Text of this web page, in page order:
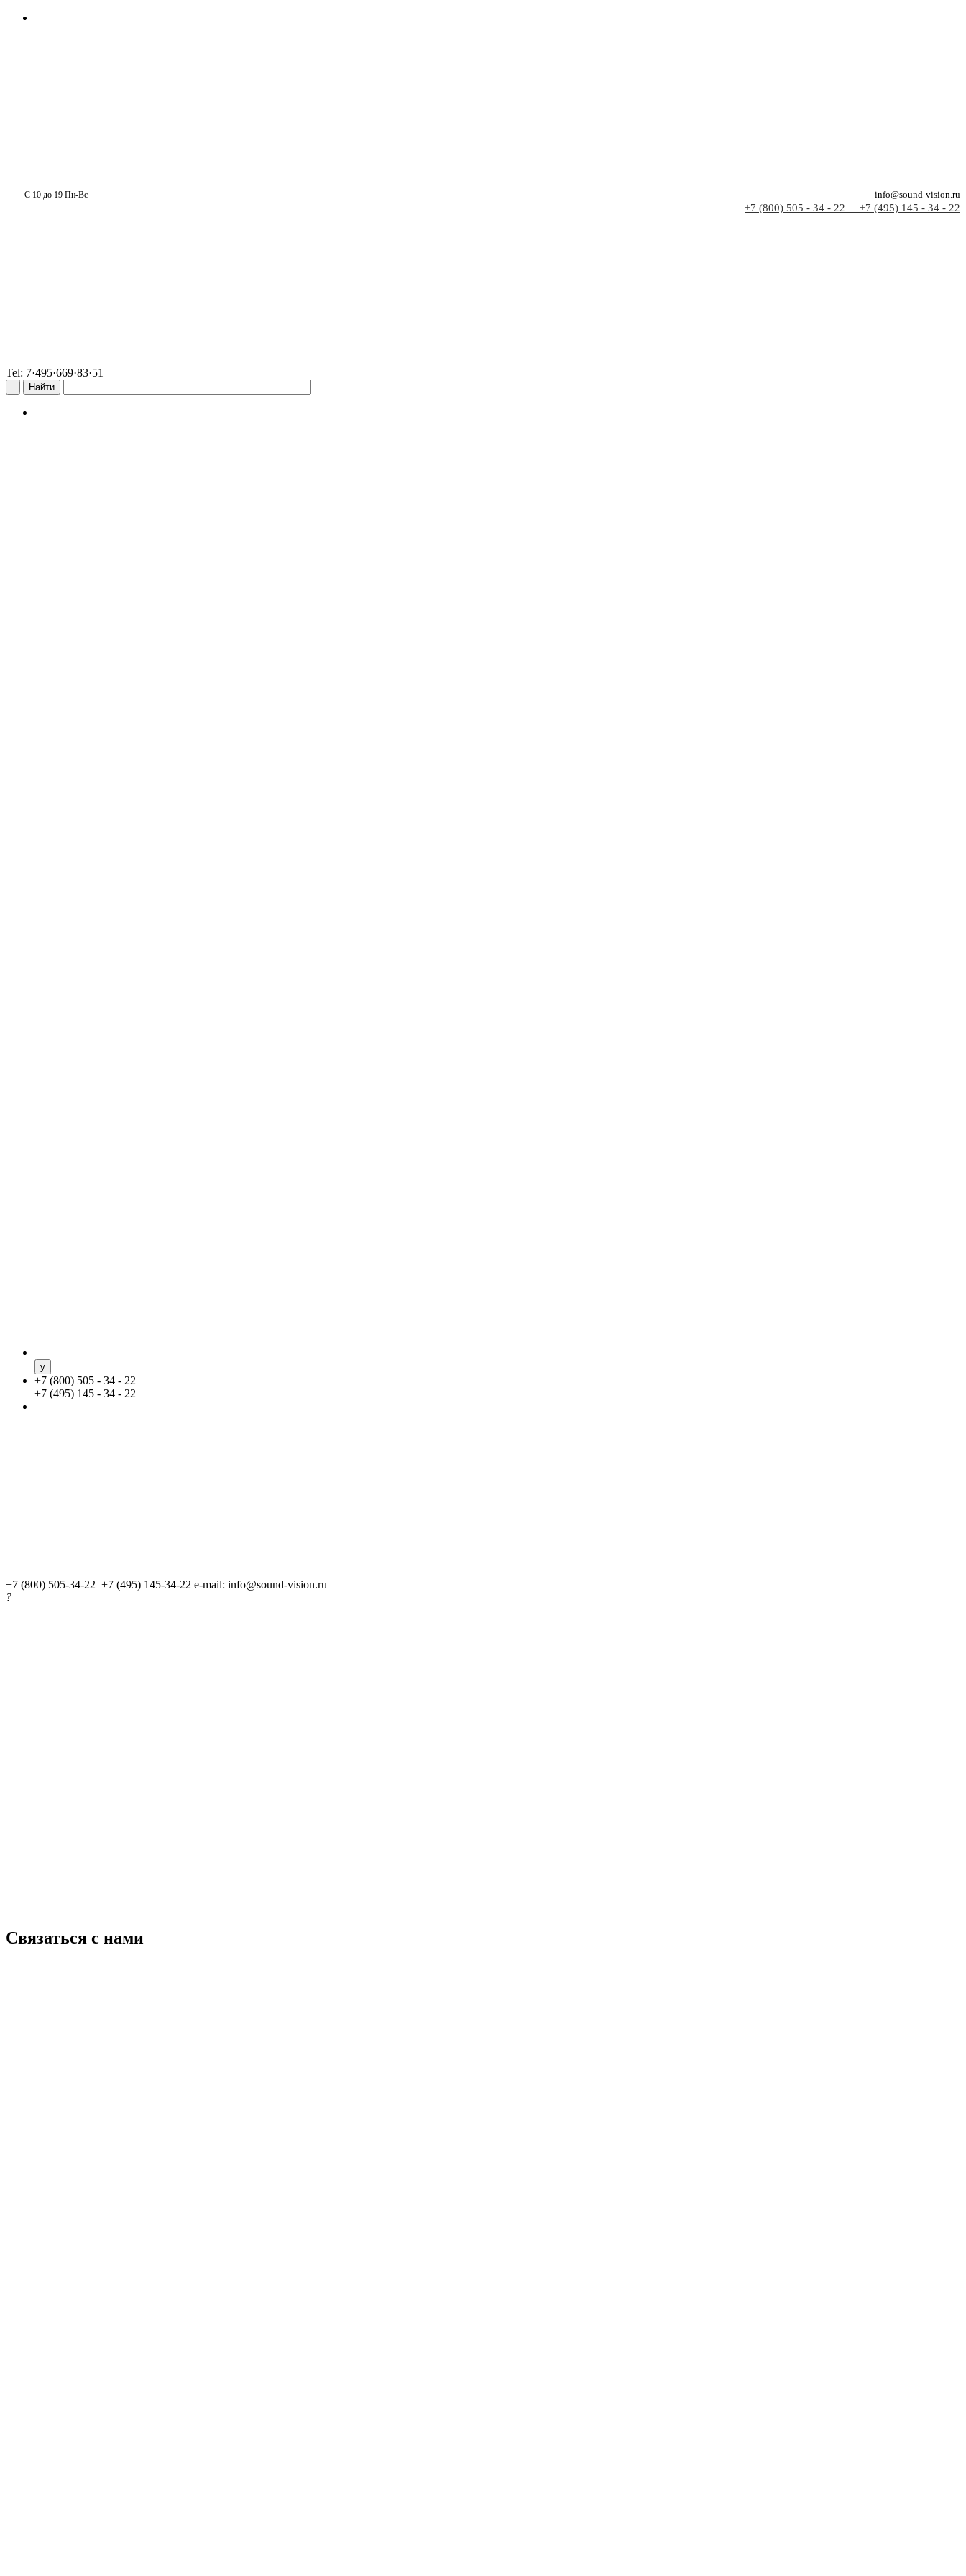
С 10 до 19 Пн-Вс info@sound-vision.ru
+7 (800) 505 - 34 - 22 +7 (495) 145 - 34 - 22
Tel: 7·495·669·83·51
+7 (800) 505 - 34 - 22
+7 (495) 145 - 34 - 22
+7 (800) 505-34-22 +7 (495) 145-34-22 e-mail: info@sound-vision.ru
?
Связаться с нами